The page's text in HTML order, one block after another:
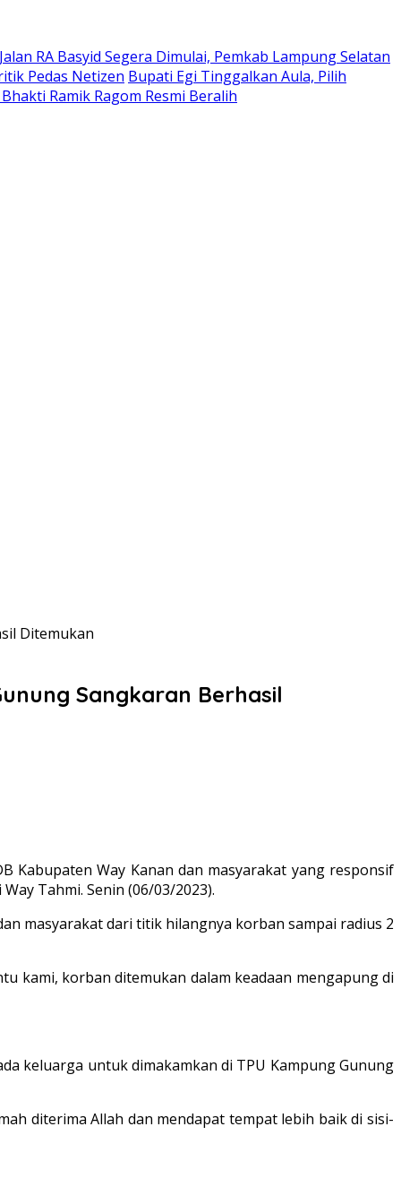
RA Basyid Segera Dimulai, Pemkab Lampung Selatan
Pedas Netizen Bupati Egi Tinggalkan Aula, Pilih
Ramik Ragom Resmi Beralih
Ditemukan
Sangkaran Berhasil
Kabupaten Way Kanan dan masyarakat yang responsif
Tahmi. Senin (06/03/2023).
masyarakat dari titik hilangnya korban sampai radius 2
kami, korban ditemukan dalam keadaan mengapung di
keluarga untuk dimakamkan di TPU Kampung Gunung
diterima Allah dan mendapat tempat lebih baik di sisi-